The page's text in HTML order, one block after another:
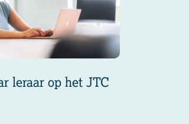
leraar op het JTC